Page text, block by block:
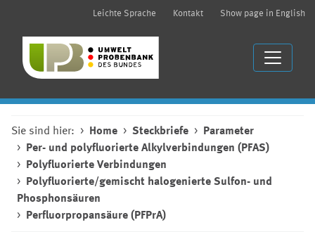
Leichte Sprache Kontakt Show page in English
Sie sind hier: Home Steckbriefe
Parameter
Per- und polyfluorierte Alkylverbindungen (PFAS)
Polyfluorierte Verbindungen
Polyfluorierte/gemischt halogenierte Sulfon- und
Phosphonsäuren
Perfluorpropansäure (PFPrA)